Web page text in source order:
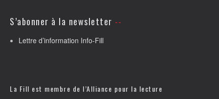
S’abonner à la newsletter
Lettre d’information Info-Fill
La Fill est membre de l’Alliance pour la lecture